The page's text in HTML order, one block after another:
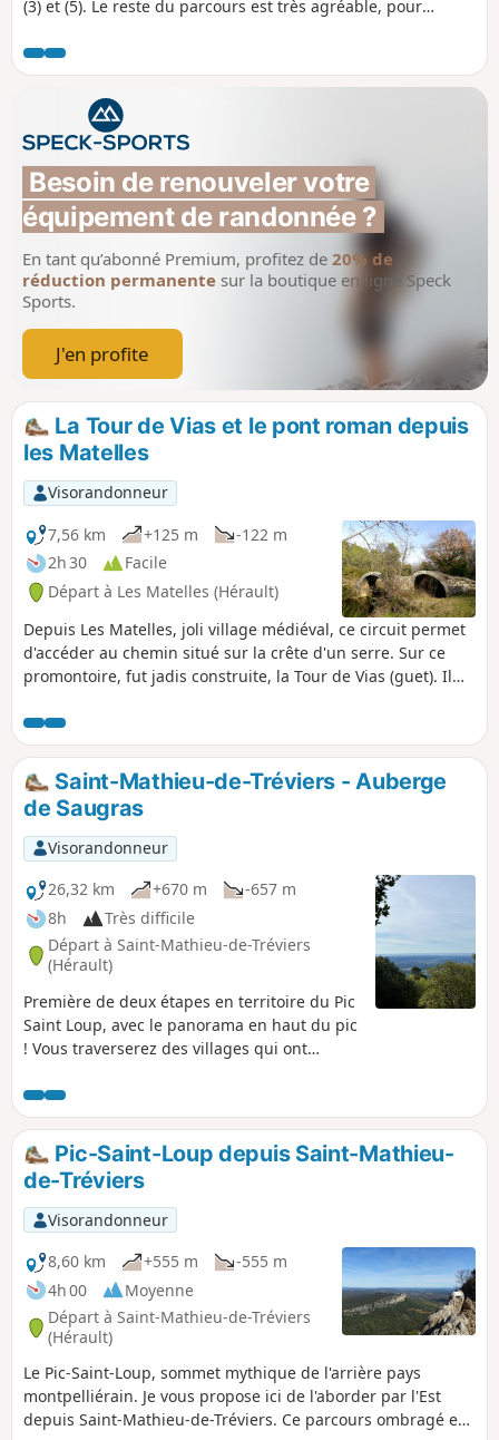
(3) et (5). Le reste du parcours est très agréable, pour
Cuculles.
Besoin de renouveler votre
équipement de randonnée ?
En tant qu’abonné Premium, profitez de 20% de
réduction permanente sur la boutique en ligne Speck
Sports.
J'en profite
La Tour de Vias et le pont roman depuis
les Matelles
Visorandonneur
7,56 km
+125 m
-122 m
2h 30
Facile
Départ à Les Matelles (Hérault)
Depuis Les Matelles, joli village médiéval, ce circuit permet
d'accéder au chemin situé sur la crête d'un serre. Sur ce
promontoire, fut jadis construite, la Tour de Vias (guet). Il
l'ancien couvent de Notre-Dame-des-Champs avant de
descendre vers le pont roman des Deux Serres qui franchit
le Lirou. Après, le tracé fait face à Notre-Dame-des-Champs
et rejoint le village en serpentant dans une forêt de pins, de
cades et de chênes verts. Cette randonnée est susceptible
d'être interdite en fonction du niveau de risque des
incendies. Pensez à consulter la carte.
Saint-Mathieu-de-Tréviers - Auberge
de Saugras
Visorandonneur
26,32 km
+670 m
-657 m
8h
Très difficile
Départ à Saint-Mathieu-de-Tréviers
(Hérault)
Première de deux étapes en territoire du Pic
Saint Loup, avec le panorama en haut du pic
! Vous traverserez des villages qui ont
Pic-Saint-Loup depuis Saint-Mathieu-
de-Tréviers
Visorandonneur
8,60 km
+555 m
-555 m
4h 00
Moyenne
Départ à Saint-Mathieu-de-Tréviers
(Hérault)
Le Pic-Saint-Loup, sommet mythique de l'arrière pays
montpelliérain. Je vous propose ici de l'aborder par l'Est
depuis Saint-Mathieu-de-Tréviers. Ce parcours ombragé en